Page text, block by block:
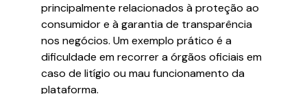
principalmente relacionados à proteção ao
consumidor e à garantia de transparência
nos negócios. Um exemplo prático é a
dificuldade em recorrer a órgãos oficiais em
caso de litígio ou mau funcionamento da
plataforma.